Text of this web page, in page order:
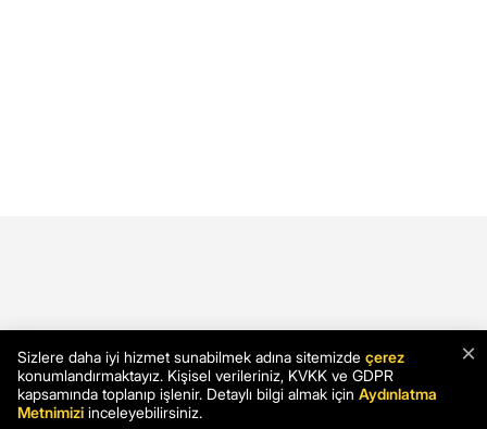
×
Sizlere daha iyi hizmet sunabilmek adına sitemizde çerez
konumlandırmaktayız. Kişisel verileriniz, KVKK ve GDPR
kapsamında toplanıp işlenir. Detaylı bilgi almak için Aydınlatma
Metnimizi inceleyebilirsiniz.